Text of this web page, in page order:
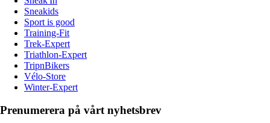
Sneakids
Sport is good
Training-Fit
Trek-Expert
Triathlon-Expert
TripnBikers
Vélo-Store
Winter-Expert
Prenumerera på vårt nyhetsbrev